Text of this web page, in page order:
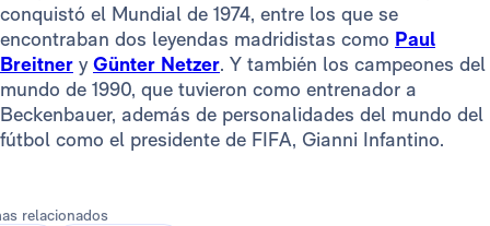
conquistó el Mundial de 1974, entre los que se
encontraban dos leyendas madridistas como Paul
Breitner yGünter Netzer. Y también los campeones del
mundo de 1990, que tuvieron como entrenador a
Beckenbauer, además de personalidades del mundo del
fútbol como el presidente de FIFA, Gianni Infantino.
relacionados